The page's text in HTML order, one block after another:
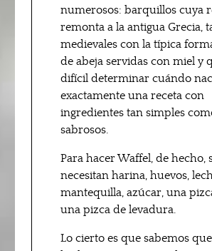
numerosos: barquillos cuya
remonta a la antigua Grecia,
medievales con la típica
de abeja servidas con miel y
difícil determinar cuándo
exactamente una receta con
ingredientes tan simples
sabrosos.
Para hacer Waffel, de hecho,
necesitan harina, huevos,
mantequilla, azúcar, una
una pizca de levadura.
Lo cierto es que sabemos